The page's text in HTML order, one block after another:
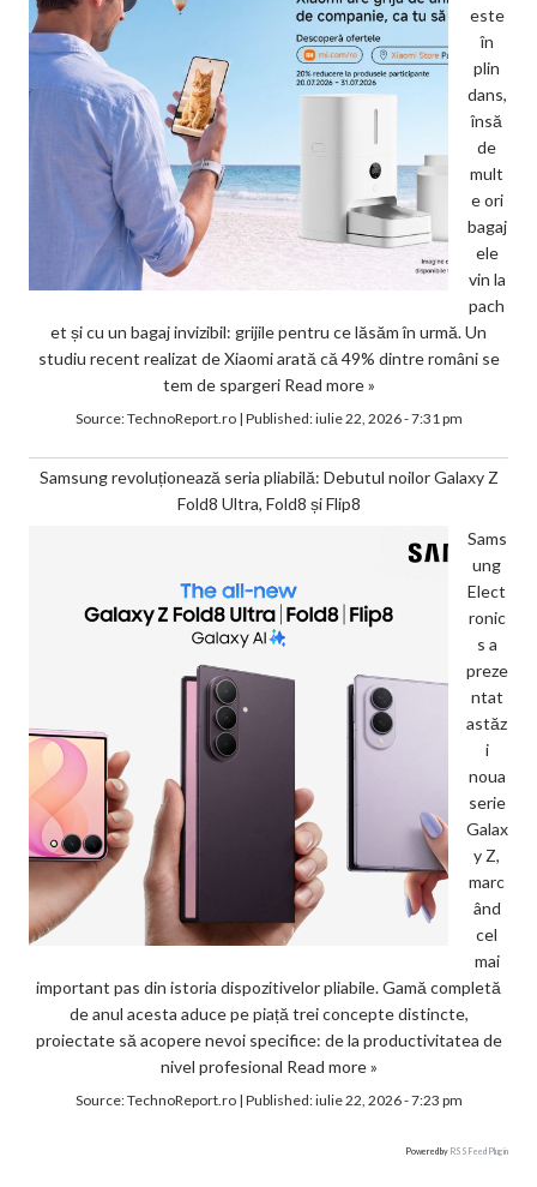
este
în
plin
dans,
însă
de
mult
e ori
bagaj
ele
vin la
pach
et și cu un bagaj invizibil: grijile pentru ce lăsăm în urmă. Un
studiu recent realizat de Xiaomi arată că 49% dintre români se
tem de spargeri Read more »
Source:TechnoReport.ro| Published:iulie 22, 2026 - 7:31 pm
Samsung revoluționează seria pliabilă: Debutul noilor Galaxy Z
Fold8 Ultra, Fold8 și Flip8
Sams
ung
Elect
ronic
s a
preze
ntat
astăz
i
noua
serie
Galax
y Z,
marc
ând
cel
mai
important pas din istoria dispozitivelor pliabile. Gamă completă
de anul acesta aduce pe piață trei concepte distincte,
proiectate să acopere nevoi specifice: de la productivitatea de
nivel profesional Read more »
Source:TechnoReport.ro| Published:iulie 22, 2026 - 7:23 pm
Powered by RSS Feed Plugin